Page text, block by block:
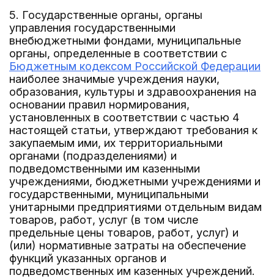
5. Государственные органы, органы
управления государственными
внебюджетными фондами, муниципальные
органы, определенные в соответствии с
Бюджетным кодексом Российской Федерации
наиболее значимые учреждения науки,
образования, культуры и здравоохранения на
основании правил нормирования,
установленных в соответствии с частью 4
настоящей статьи, утверждают требования к
закупаемым ими, их территориальными
органами (подразделениями) и
подведомственными им казенными
учреждениями, бюджетными учреждениями и
государственными, муниципальными
унитарными предприятиями отдельным видам
товаров, работ, услуг (в том числе
предельные цены товаров, работ, услуг) и
(или) нормативные затраты на обеспечение
функций указанных органов и
подведомственных им казенных учреждений.